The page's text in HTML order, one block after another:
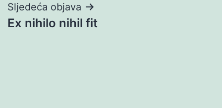
Sljedeća objava
Ex nihilo nihil fit